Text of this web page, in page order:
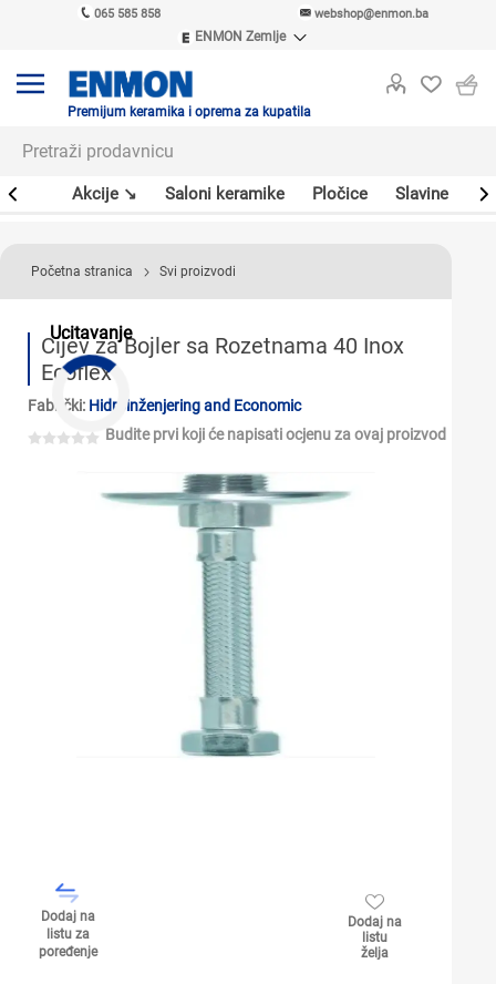
065 585 858 webshop@enmon.ba
ENMON Zemlje
ENMON MKD
Premijum keramika i oprema za kupatila
Akcije ↘ Saloni keramike Pločice Slavine
Ucitavanje
Početna stranica Svi proizvodi
Cijev za Bojler sa Rozetnama 40 Inox
Ecoflex
Fabrički: Hidroinženjering and Economic
Budite prvi koji će napisati ocjenu za ovaj proizvod
Dodaj na
listu za
poređenje
Dodaj na
listu
želja